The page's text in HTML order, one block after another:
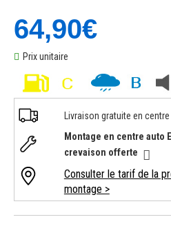
64,90€
Prix unitaire
Livraison gratuite en
Montage en centre auto
crevaison offerte
Consulter le tarif de la
montage >